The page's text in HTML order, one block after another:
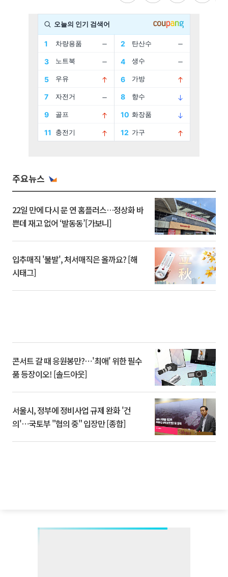
주요뉴스
22일 만에 다시 문 연 홈플러스…정상화 바
쁜데 재고 없어 ‘발동동’[가보니]
입추매직 '불발', 처서매직은 올까요? [해
시태그]
콘서트 갈 때 응원봉만?⋯'최애' 위한 필수
품 등장이오! [솔드아웃]
서울시, 정부에 정비사업 규제 완화 '건
의'⋯국토부 "협의 중" 입장만 [종합]